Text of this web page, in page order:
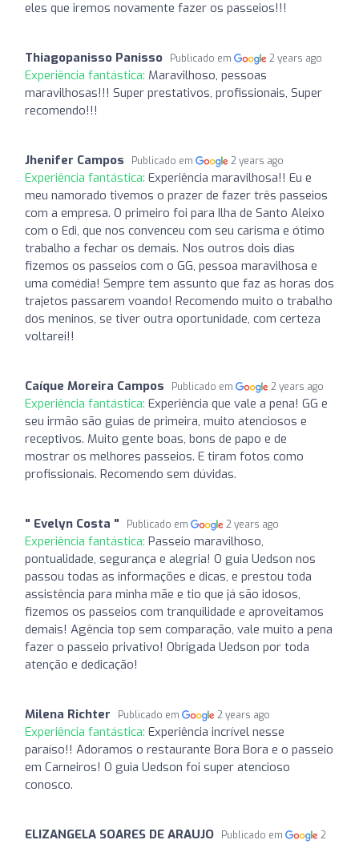
eles que iremos novamente fazer os passeios!!!
Thiagopanisso Panisso Publicado em 2 years ago
Experiência fantástica: Maravilhoso, pessoas
maravilhosas!!! Super prestativos, profissionais, Super
recomendo!!!
Jhenifer Campos Publicado em 2 years ago
Experiência fantástica: Experiência maravilhosa!! Eu e
meu namorado tivemos o prazer de fazer três passeios
com a empresa. O primeiro foi para Ilha de Santo Aleixo
com o Edi, que nos convenceu com seu carisma e ótimo
trabalho a fechar os demais. Nos outros dois dias
fizemos os passeios com o GG, pessoa maravilhosa e
uma comédia! Sempre tem assunto que faz as horas dos
trajetos passarem voando! Recomendo muito o trabalho
dos meninos, se tiver outra oportunidade, com certeza
voltarei!!
Caíque Moreira Campos Publicado em 2 years ago
Experiência fantástica: Experiência que vale a pena! GG e
seu irmão são guias de primeira, muito atenciosos e
receptivos. Muito gente boas, bons de papo e de
mostrar os melhores passeios. E tiram fotos como
profissionais. Recomendo sem dúvidas.
" Evelyn Costa " Publicado em 2 years ago
Experiência fantástica: Passeio maravilhoso,
pontualidade, segurança e alegria! O guia Uedson nos
passou todas as informações e dicas, e prestou toda
assistência para minha mãe e tio que já são idosos,
fizemos os passeios com tranquilidade e aproveitamos
demais! Agência top sem comparação, vale muito a pena
fazer o passeio privativo! Obrigada Uedson por toda
atenção e dedicação!
Milena Richter Publicado em 2 years ago
Experiência fantástica: Experiência incrível nesse
paraíso!! Adoramos o restaurante Bora Bora e o passeio
em Carneiros! O guia Uedson foi super atencioso
conosco.
ELIZANGELA SOARES DE ARAUJO Publicado em
2